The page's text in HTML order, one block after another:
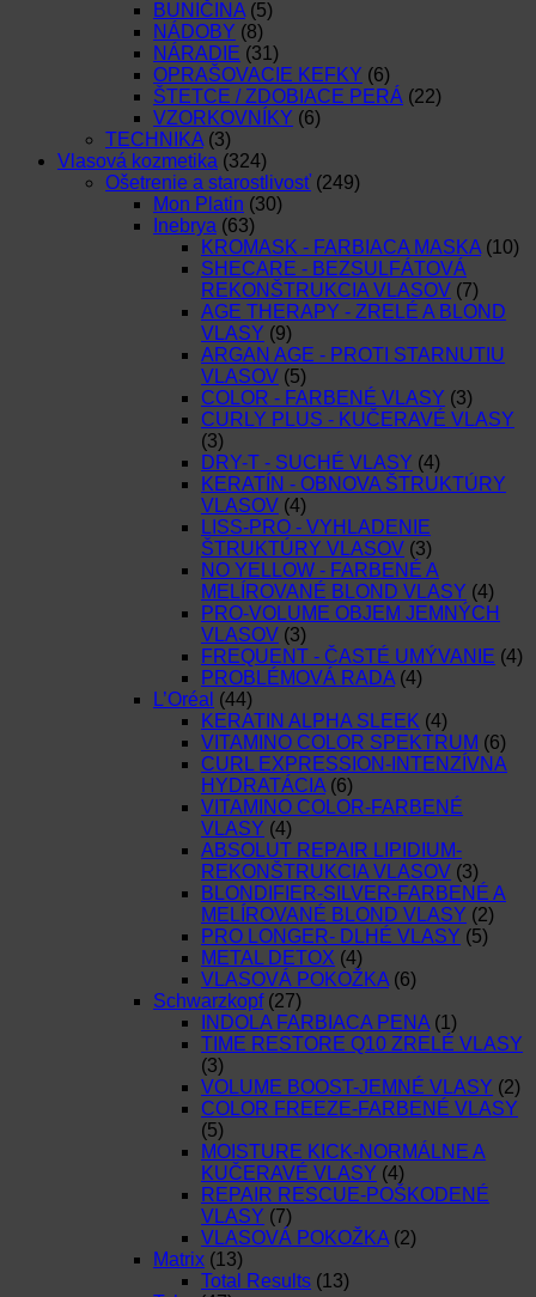
BUNIČINA (5)
NÁDOBY (8)
NÁRADIE (31)
OPRAŠOVACIE KEFKY (6)
ŠTETCE / ZDOBIACE PERÁ (22)
VZORKOVNÍKY (6)
TECHNIKA (3)
Vlasová kozmetika (324)
Ošetrenie a starostlivosť (249)
Mon Platin (30)
Inebrya (63)
KROMASK - FARBIACA MASKA (10)
SHECARE - BEZSULFÁTOVÁ
REKONŠTRUKCIA VLASOV (7)
AGE THERAPY - ZRELÉ A BLOND
VLASY (9)
ARGAN AGE - PROTI STARNUTIU
VLASOV (5)
COLOR - FARBENÉ VLASY (3)
CURLY PLUS - KUČERAVÉ VLASY
(3)
DRY-T - SUCHÉ VLASY (4)
KERATÍN - OBNOVA ŠTRUKTÚRY
VLASOV (4)
LISS-PRO - VYHLADENIE
ŠTRUKTÚRY VLASOV (3)
NO YELLOW - FARBENÉ A
MELÍROVANÉ BLOND VLASY (4)
PRO-VOLUME OBJEM JEMNÝCH
VLASOV (3)
FREQUENT - ČASTÉ UMÝVANIE (4)
PROBLÉMOVÁ RADA (4)
L’Oréal (44)
KERATIN ALPHA SLEEK (4)
VITAMINO COLOR SPEKTRUM (6)
CURL EXPRESSION-INTENZÍVNA
HYDRATÁCIA (6)
VITAMINO COLOR-FARBENÉ
VLASY (4)
ABSOLUT REPAIR LIPIDIUM-
REKONŠTRUKCIA VLASOV (3)
BLONDIFIER-SILVER-FARBENÉ A
MELÍROVANÉ BLOND VLASY (2)
PRO LONGER- DLHÉ VLASY (5)
METAL DETOX (4)
VLASOVÁ POKOŽKA (6)
Schwarzkopf (27)
INDOLA FARBIACA PENA (1)
TIME RESTORE Q10 ZRELÉ VLASY
(3)
VOLUME BOOST-JEMNÉ VLASY (2)
COLOR FREEZE-FARBENÉ VLASY
(5)
MOISTURE KICK-NORMÁLNE A
KUČERAVÉ VLASY (4)
REPAIR RESCUE-POŠKODENÉ
VLASY (7)
VLASOVÁ POKOŽKA (2)
Matrix (13)
Total Results (13)